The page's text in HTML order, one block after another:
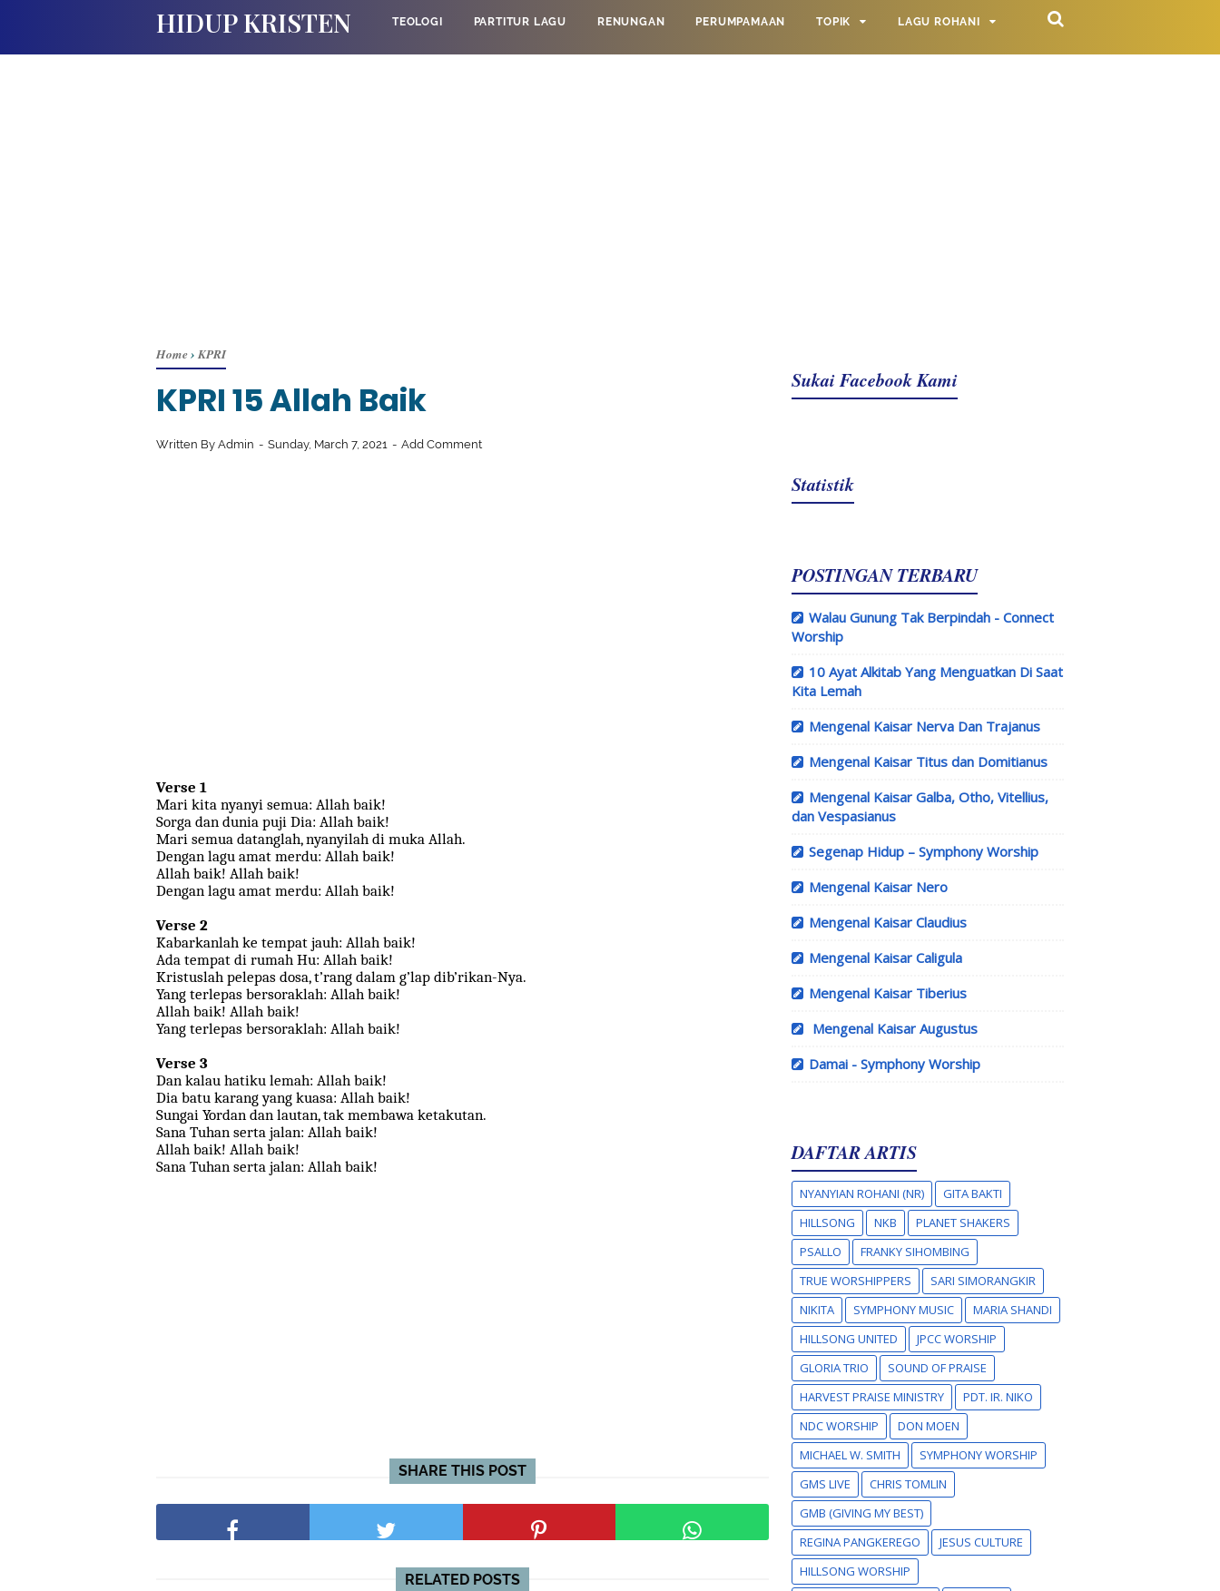
HIDUP KRISTEN TEOLOGI PARTITUR LAGU RENUNGAN PERUMPAMAAN TOPIK LAGU ROHANI
Home› KPRI
KPRI 15 Allah Baik
Written By Admin Sunday, March 7, 2021 Add Comment
Verse 1
Mari kita nyanyi semua: Allah baik!
Sorga dan dunia puji Dia: Allah baik!
Mari semua datanglah, nyanyilah di muka Allah.
Dengan lagu amat merdu: Allah baik!
Allah baik! Allah baik!
Dengan lagu amat merdu: Allah baik!
Verse 2
Kabarkanlah ke tempat jauh: Allah baik!
Ada tempat di rumah Hu: Allah baik!
Kristuslah pelepas dosa, t’rang dalam g’lap dib’rikan-Nya.
Yang terlepas bersoraklah: Allah baik!
Allah baik! Allah baik!
Yang terlepas bersoraklah: Allah baik!
Verse 3
Dan kalau hatiku lemah: Allah baik!
Dia batu karang yang kuasa: Allah baik!
Sungai Yordan dan lautan, tak membawa ketakutan.
Sana Tuhan serta jalan: Allah baik!
Allah baik! Allah baik!
Sana Tuhan serta jalan: Allah baik!
SHARE THIS POST
RELATED POSTS
Sukai Facebook Kami
Statistik
POSTINGAN TERBARU
Walau Gunung Tak Berpindah - Connect
Worship
10 Ayat Alkitab Yang Menguatkan Di Saat
Kita Lemah
Mengenal Kaisar Nerva Dan Trajanus
Mengenal Kaisar Titus dan Domitianus
Mengenal Kaisar Galba, Otho, Vitellius,
dan Vespasianus
Segenap Hidup – Symphony Worship
Mengenal Kaisar Nero
Mengenal Kaisar Claudius
Mengenal Kaisar Caligula
Mengenal Kaisar Tiberius
Mengenal Kaisar Augustus
Damai - Symphony Worship
DAFTAR ARTIS
NYANYIAN ROHANI (NR)
GITA BAKTI
HILLSONG
NKB
PLANET SHAKERS
PSALLO
FRANKY SIHOMBING
TRUE WORSHIPPERS
SARI SIMORANGKIR
NIKITA
SYMPHONY MUSIC
MARIA SHANDI
HILLSONG UNITED
JPCC WORSHIP
GLORIA TRIO
SOUND OF PRAISE
HARVEST PRAISE MINISTRY
PDT. IR. NIKO
NDC WORSHIP
DON MOEN
MICHAEL W. SMITH
SYMPHONY WORSHIP
GMS LIVE
CHRIS TOMLIN
GMB (GIVING MY BEST)
REGINA PANGKEREGO
JESUS CULTURE
HILLSONG WORSHIP